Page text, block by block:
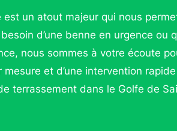
est un atout majeur qui nous
d’une benne en urgence ou
nous sommes à votre écoute
mesure et d’une intervention
terrassement dans le Golfe de